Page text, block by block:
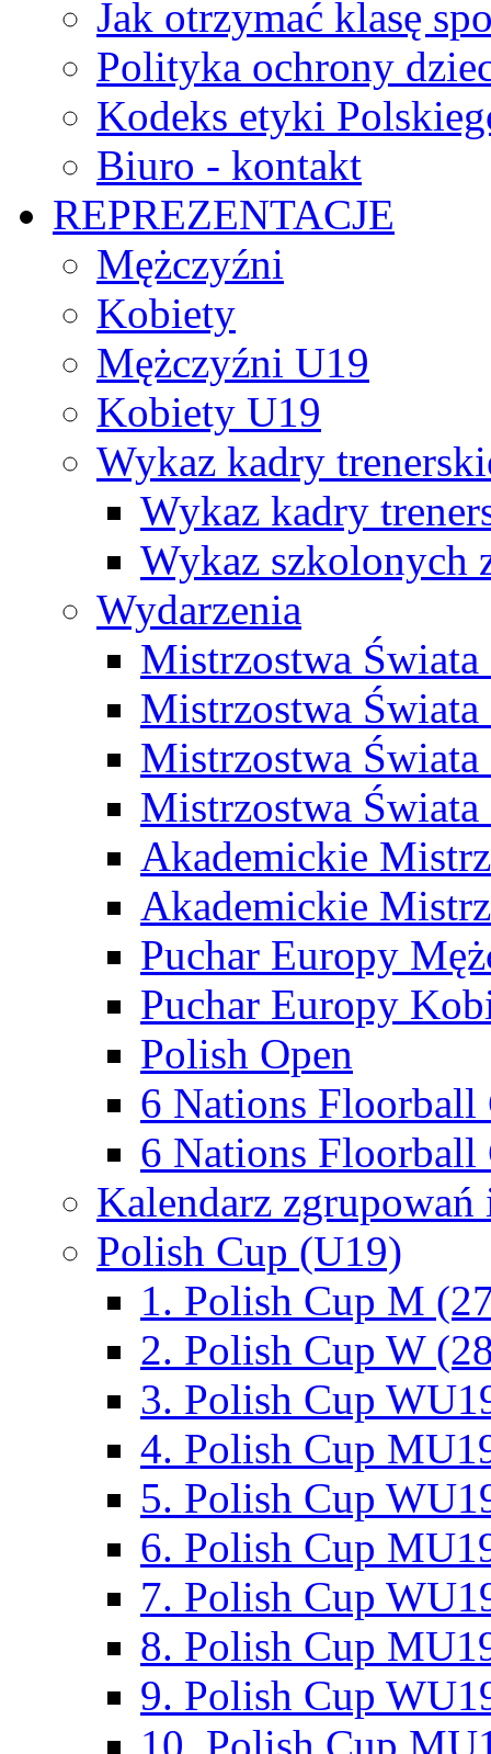
Jak otrzymać klasę
Polityka ochrony
Kodeks etyki
Biuro - kontakt
REPREZENTACJE
Mężczyźni
Kobiety
Mężczyźni U19
Kobiety U19
Wykaz kadry
Wykaz kadry
Wykaz szkolonych
Wydarzenia
Mistrzostwa
Mistrzostwa
Mistrzostwa
Mistrzostwa
Akademickie
Akademickie
Puchar Europy
Puchar Europy
Polish Open
6 Nations Floorball
6 Nations Floorball
Kalendarz
Polish Cup (U19)
1. Polish Cup M
2. Polish Cup W
3. Polish Cup
4. Polish Cup
5. Polish Cup
6. Polish Cup
7. Polish Cup
8. Polish Cup
9. Polish Cup
10. Polish Cup